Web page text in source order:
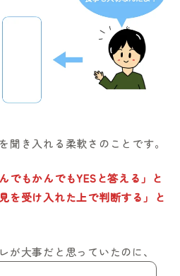
聞き入れる柔軟さのことです。
でもかんでもYESと答える」と
を受け入れた上で判断する」と
が大事だと思っていたのに、